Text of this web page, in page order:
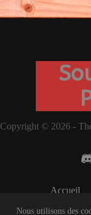
Nous utilisons des
Copyright © 2026 -
Accueil
©AYLION EST